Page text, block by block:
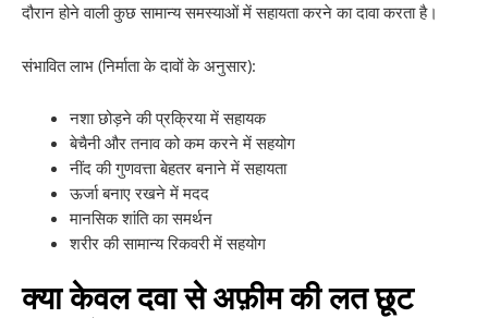
दौरान होने वाली कुछ सामान्य समस्याओं में सहायता करने का दावा करता है।
संभावित लाभ (निर्माता के दावों के अनुसार):
नशा छोड़ने की प्रक्रिया में सहायक
बेचैनी और तनाव को कम करने में सहयोग
नींद की गुणवत्ता बेहतर बनाने में सहायता
ऊर्जा बनाए रखने में मदद
मानसिक शांति का समर्थन
शरीर की सामान्य रिकवरी में सहयोग
क्या केवल दवा से अफ़ीम की लत छूट